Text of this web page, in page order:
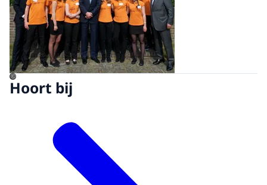
©
Hoort bij